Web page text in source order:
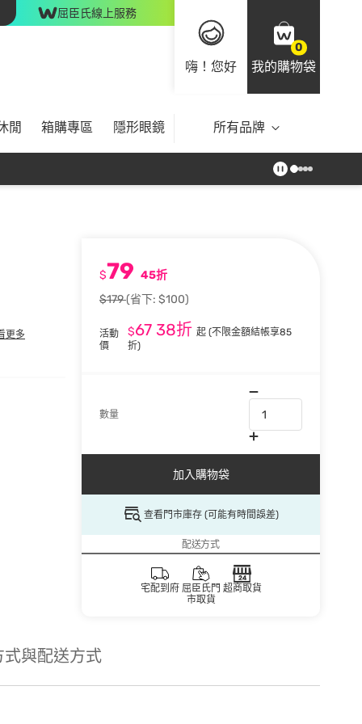
屈臣氏線上服務
嗨！您好
0
我的購物袋
閒 箱購專區 隱形眼鏡 所有品牌
更多
$79 45折
$179(省下: $100)
活動
價
$67 38折起(不限金額結帳享85
折)
數量
加入購物袋
查看門市庫存 (可能有時間誤差)
配送方式
宅配到府 屈臣氏門
市取貨
超商取貨
式與配送方式